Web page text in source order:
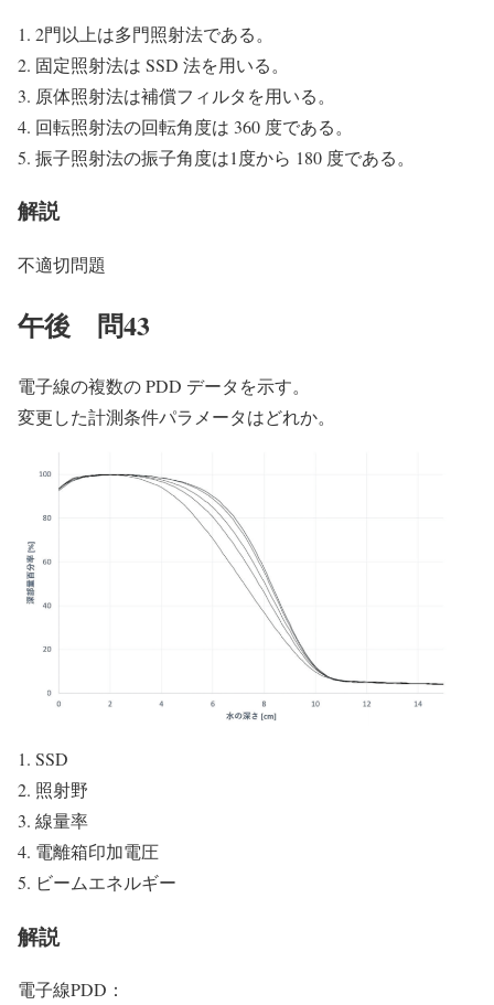
2門以上は多門照射法である。
固定照射法は SSD 法を用いる。
原体照射法は補償フィルタを用いる。
回転照射法の回転角度は 360 度である。
振子照射法の振子角度は1度から 180 度である。
解説
不適切問題
午後 問43
電子線の複数の PDD データを示す。
変更した計測条件パラメータはどれか。
SSD
照射野
線量率
電離箱印加電圧
ビームエネルギー
解説
電子線PDD：